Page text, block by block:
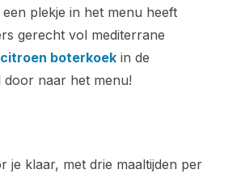
plekje in het menu heeft
gerecht vol mediterrane
boterkoek in de
door naar het menu!
je klaar, met drie maaltijden per